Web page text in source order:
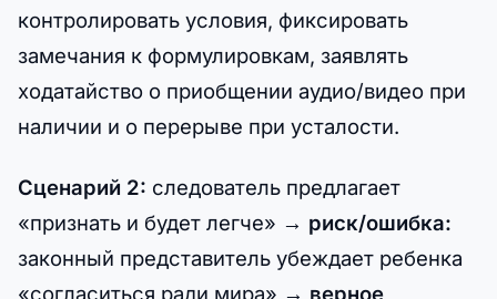
контролировать условия, фиксировать
замечания к формулировкам, заявлять
ходатайство о приобщении аудио/видео при
наличии и о перерыве при усталости.
Сценарий 2: следователь предлагает
«признать и будет легче» → риск/ошибка:
законный представитель убеждает ребенка
«согласиться ради мира» → верное